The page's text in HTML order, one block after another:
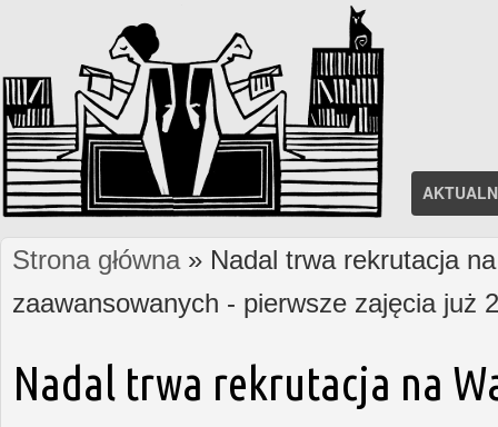
Jesteś tutaj
Strona główna» Nadal trwa rekrutacja
zaawansowanych - pierwsze zajęcia już
Nadal trwa rekrutacja na